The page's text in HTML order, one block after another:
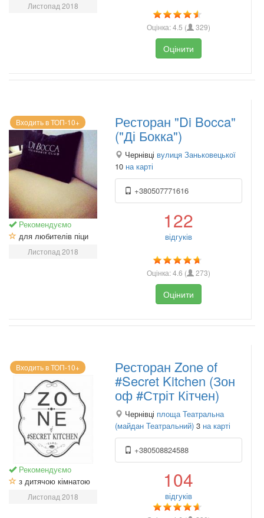
Листопад 2018
Оцінка:4.5 ( 329)
Оцінити
Входить в ТОП-10+
Рекомендуємо
для любителів піци
Листопад 2018
Ресторан "Di Bocca"
("Ді Бокка")
Чернівці вулиця Заньковецької
10 на карті
+380507771616
122
відгуків
Оцінка:4.6 ( 273)
Оцінити
Входить в ТОП-10+
Рекомендуємо
з дитячою кімнатою
Листопад 2018
Ресторан Zone of
#Secret Kitchen (Зон
оф #Стріт Кітчен)
Чернівці площа Театральна
(майдан Театральний) 3 на карті
+380508824588
104
відгуків